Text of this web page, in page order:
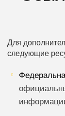
Для
следующие